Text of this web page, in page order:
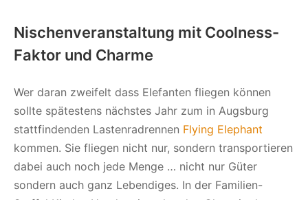
Nischenveranstaltung mit Coolness-
Faktor und Charme
Wer daran zweifelt dass Elefanten fliegen können
sollte spätestens nächstes Jahr zum in Augsburg
stattfindenden Lastenradrennen Flying Elephant
kommen. Sie fliegen nicht nur, sondern transportieren
dabei auch noch jede Menge … nicht nur Güter
sondern auch ganz Lebendiges. In der Familien-